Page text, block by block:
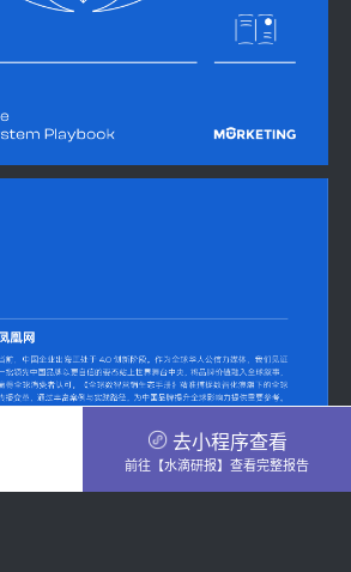
去小程序查看
前往【水滴研报】查看完整报告